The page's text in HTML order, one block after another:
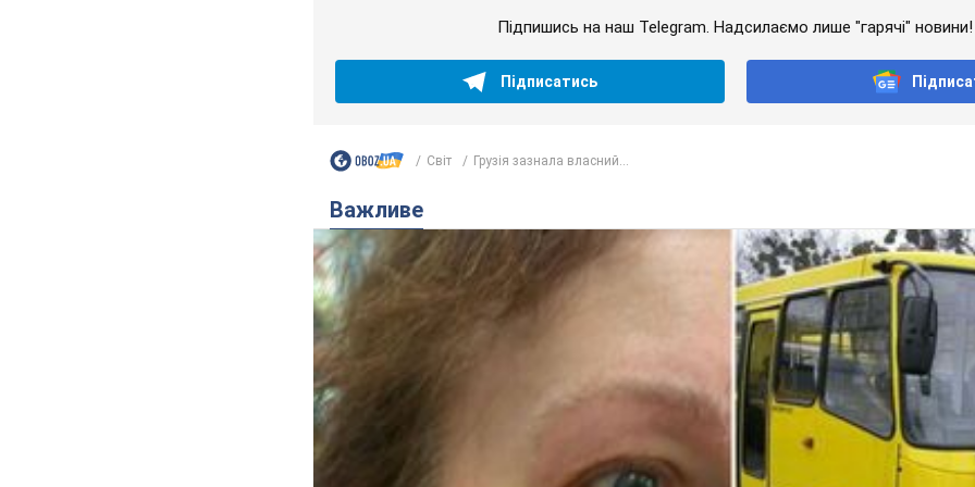
Підпишись на наш Telegram. Надсилаємо лише "гарячі" новини!
Підписатись
Світ Грузія зазнала власний...
Важливе